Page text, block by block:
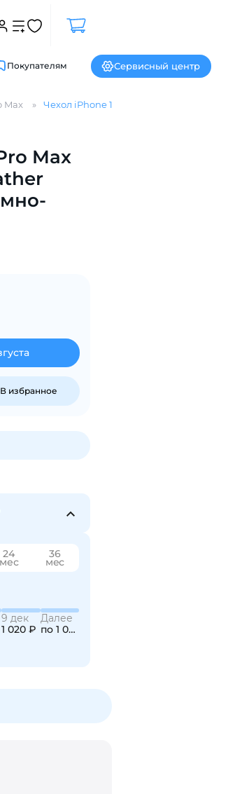
Покупателям Сервисный центр
Max Чехол iPhone 17 Pro Max Magssory
Max
В избранное
24
мес
36
мес
9 дек
1 020 ₽
Далее
по 1 020 ₽